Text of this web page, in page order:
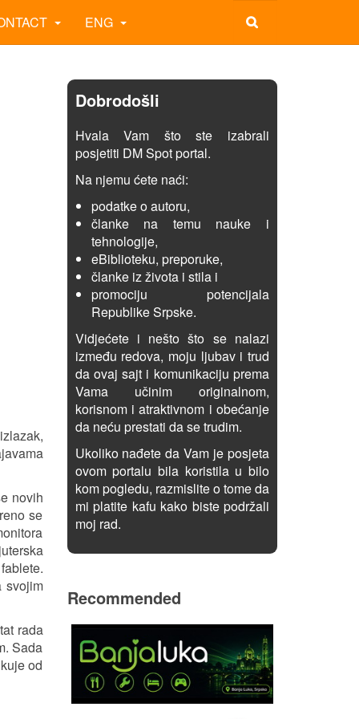
ENG
novih
se
svojim
rada
Sada
od
Dobrodošli
Hvala Vam što ste izabrali
posjetiti DM Spot portal.
Na njemu ćete naći:
podatke o autoru,
članke na temu nauke i
tehnologije,
eBiblioteku, preporuke,
članke iz života i stila i
promociju potencijala
Republike Srpske.
Vidjećete i nešto što se nalazi
između redova, moju ljubav i trud
da ovaj sajt i komunikaciju prema
Vama učinim originalnom,
korisnom i atraktivnom i obećanje
da neću prestati da se trudim.
Ukoliko nađete da Vam je posjeta
ovom portalu bila koristila u bilo
kom pogledu, razmislite o tome da
mi platite kafu kako biste podržali
moj rad.
Recommended